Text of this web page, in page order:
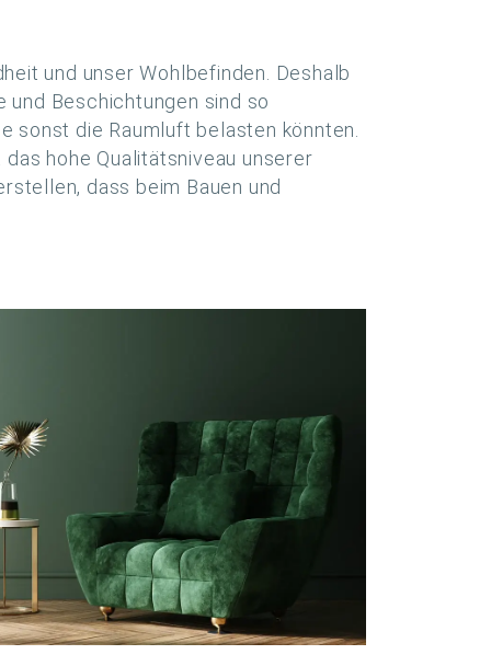
und unser Wohlbefinden. Deshalb
Beschichtungen sind so
sonst die Raumluft belasten könnten.
hohe Qualitätsniveau unserer
dass beim Bauen und